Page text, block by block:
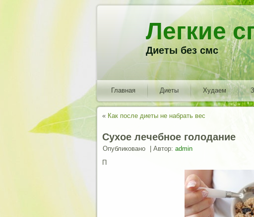
Легкие
Диеты без смс
Главная Диеты Худаем
« Как после диеты не набрать вес
Сухое лечебное голодание
Опубликовано Автор: admin
П